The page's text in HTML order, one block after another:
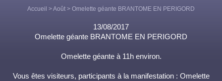
Accueil >Août > Omelette géante BRANTOME EN PERIGORD
13/08/2017
Omelette géante BRANTOME EN PERIGORD
Omelette géante à 11h environ.
Vous êtes visiteurs, participants à la manifestation : Omelette